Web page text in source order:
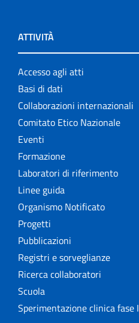
ATTIVITÀ
Accesso agli atti
Basi di dati
Collaborazioni internazionali
Comitato Etico Nazionale
Eventi
Formazione
Laboratori di riferimento
Linee guida
Organismo Notificato
Progetti
Pubblicazioni
Registri e sorveglianze
Ricerca collaboratori
Scuola
Sperimentazione clinica fase I